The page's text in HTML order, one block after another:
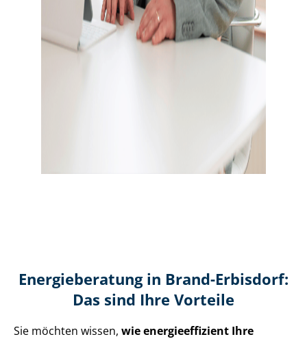
Energieberatung in Brand-Erbisdorf:
Das sind Ihre Vorteile
Sie möchten wissen, wie en­er­gie­ef­fi­zi­ent Ihre